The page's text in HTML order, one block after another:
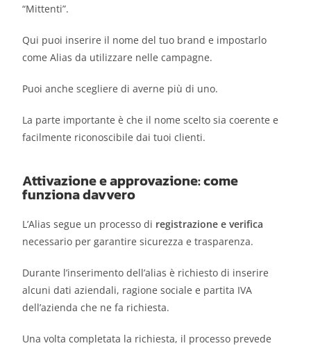
“Mittenti”.
Qui puoi inserire il nome del tuo brand e impostarlo
come Alias da utilizzare nelle campagne.
Puoi anche scegliere di averne più di uno.
La parte importante è che il nome scelto sia coerente e
facilmente riconoscibile dai tuoi clienti.
Attivazione e approvazione: come
funziona davvero
L’Alias segue un processo di registrazione e verifica
necessario per garantire sicurezza e trasparenza.
Durante l’inserimento dell’alias è richiesto di inserire
alcuni dati aziendali, ragione sociale e partita IVA
dell’azienda che ne fa richiesta.
Una volta completata la richiesta, il processo prevede